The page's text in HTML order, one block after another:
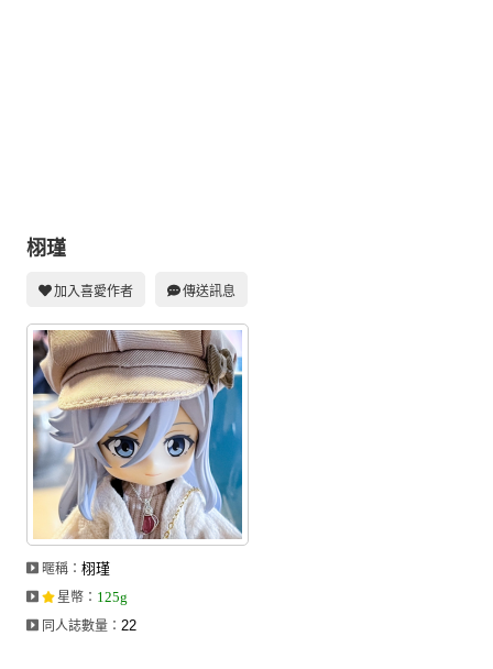
攤位轉讓區
會員功能選單
會員中心
註冊會員
登入
栩瑾
加入喜愛作者 傳送訊息
暱稱：栩瑾
星幣 ： 125g
同人誌數量：22